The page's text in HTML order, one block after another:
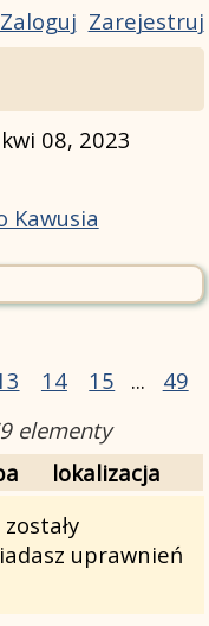
Zaloguj Zarejestruj
kwi 08, 2023
Kawusia
14 15 ...
49
elementy
lokalizacja
uprawnień